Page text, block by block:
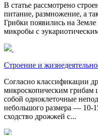
В статье рассмотрено
питание, размножение, а
Грибки появились на
микробы с
Строение и
Согласно классификации
микроскопическим грибам
собой одноклеточные
небольшого размера — 10-
сходство дрожжей с...